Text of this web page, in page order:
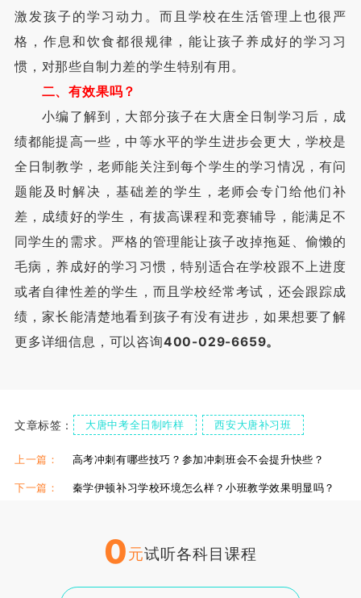
激发孩子的学习动力。而且学校在生活管理上也很严
格，作息和饮食都很规律，能让孩子养成好的学习习
惯，对那些自制力差的学生特别有用。
二、有效果吗？
小编了解到，大部分孩子在大唐全日制学习后，成
绩都能提高一些，中等水平的学生进步会更大，学校是
全日制教学，老师能关注到每个学生的学习情况，有问
题能及时解决，基础差的学生，老师会专门给他们补
差，成绩好的学生，有拔高课程和竞赛辅导，能满足不
同学生的需求。严格的管理能让孩子改掉拖延、偷懒的
毛病，养成好的学习习惯，特别适合在学校跟不上进度
或者自律性差的学生，而且学校经常考试，还会跟踪成
绩，家长能清楚地看到孩子有没有进步，如果想要了解
更多详细信息，可以咨询400-029-6659。
文章标签： 大唐中考全日制咋样 西安大唐补习班
西安大唐高三补习班
上一篇： 高考冲刺有哪些技巧？参加冲刺班会不会提升快些？
下一篇： 秦学伊顿补习学校环境怎么样？小班教学效果明显吗？
0元试听各科目课程